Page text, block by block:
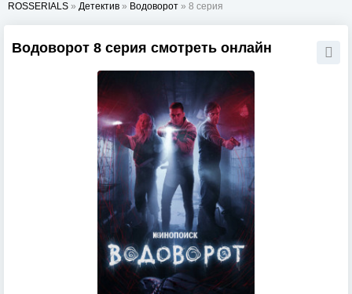
ROSSERIALS » Детектив » Водоворот » 8 серия
Водоворот 8 серия смотреть онлайн